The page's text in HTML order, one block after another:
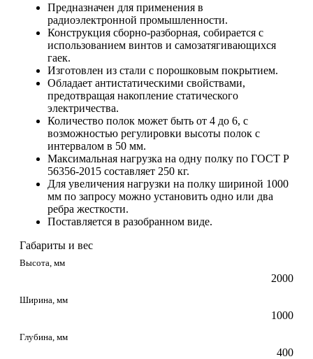
Предназначен для применения в
радиоэлектронной промышленности.
Конструкция сборно-разборная, собирается с
использованием винтов и самозатягивающихся
гаек.
Изготовлен из стали с порошковым покрытием.
Обладает антистатическими свойствами,
предотвращая накопление статического
электричества.
Количество полок может быть от 4 до 6, с
возможностью регулировки высоты полок с
интервалом в 50 мм.
Максимальная нагрузка на одну полку по ГОСТ Р
56356-2015 составляет 250 кг.
Для увеличения нагрузки на полку шириной 1000
мм по запросу можно установить одно или два
ребра жесткости.
Поставляется в разобранном виде.
Габариты и вес
Высота, мм
2000
Ширина, мм
1000
Глубина, мм
400